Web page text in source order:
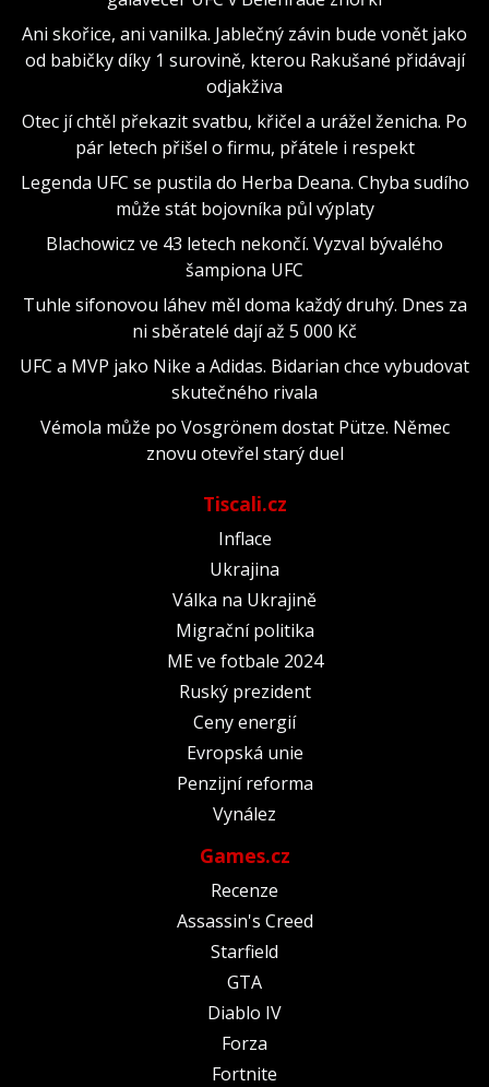
Ani skořice, ani vanilka. Jablečný závin bude vonět jako
od babičky díky 1 surovině, kterou Rakušané přidávají
odjakživa
Otec jí chtěl překazit svatbu, křičel a urážel ženicha. Po
pár letech přišel o firmu, přátele i respekt
Legenda UFC se pustila do Herba Deana. Chyba sudího
může stát bojovníka půl výplaty
Blachowicz ve 43 letech nekončí. Vyzval bývalého
šampiona UFC
Tuhle sifonovou láhev měl doma každý druhý. Dnes za
ni sběratelé dají až 5 000 Kč
UFC a MVP jako Nike a Adidas. Bidarian chce vybudovat
skutečného rivala
Vémola může po Vosgrönem dostat Pütze. Němec
znovu otevřel starý duel
Tiscali.cz
Inflace
Ukrajina
Válka na Ukrajině
Migrační politika
ME ve fotbale 2024
Ruský prezident
Ceny energií
Evropská unie
Penzijní reforma
Vynález
Games.cz
Recenze
Assassin's Creed
Starfield
GTA
Diablo IV
Forza
Fortnite